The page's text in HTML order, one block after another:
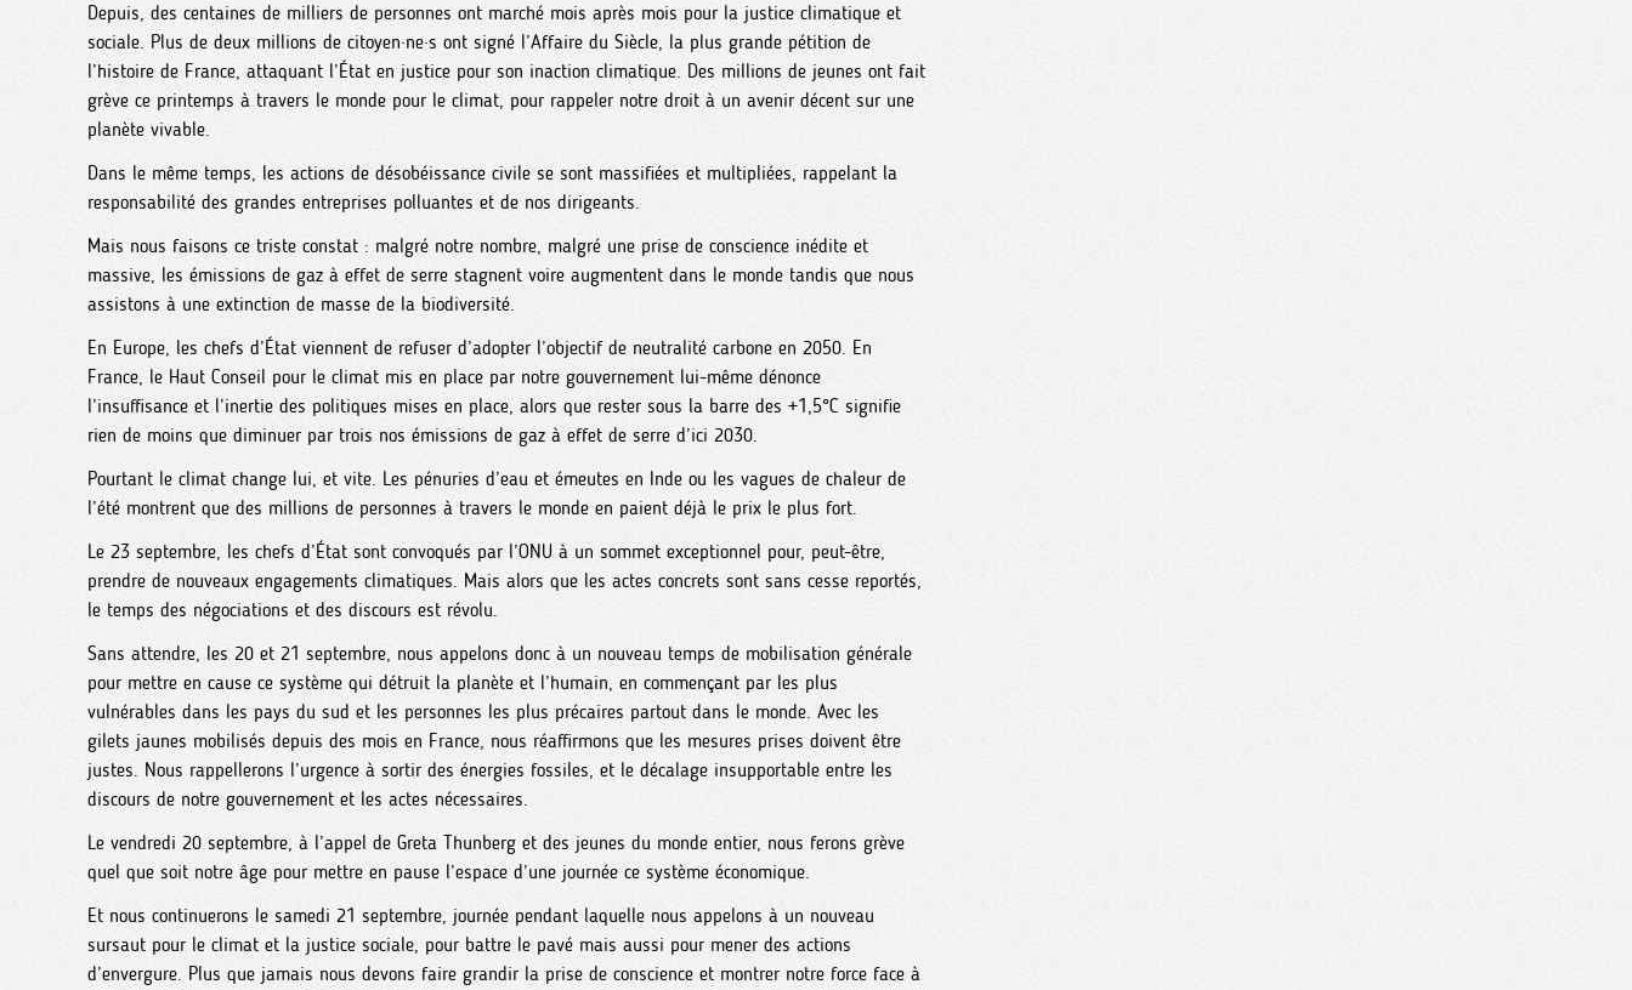
Depuis, des centaines de milliers de personnes ont marché mois après mois pour la justice climatique et
sociale. Plus de deux millions de citoyen·ne·s ont signé l’Affaire du Siècle, la plus grande pétition de
l’histoire de France, attaquant l’État en justice pour son inaction climatique. Des millions de jeunes ont fait
grève ce printemps à travers le monde pour le climat, pour rappeler notre droit à un avenir décent sur une
planète vivable.
Dans le même temps, les actions de désobéissance civile se sont massifiées et multipliées, rappelant la
responsabilité des grandes entreprises polluantes et de nos dirigeants.
Mais nous faisons ce triste constat : malgré notre nombre, malgré une prise de conscience inédite et
massive, les émissions de gaz à effet de serre stagnent voire augmentent dans le monde tandis que nous
assistons à une extinction de masse de la biodiversité.
En Europe, les chefs d’État viennent de refuser d’adopter l’objectif de neutralité carbone en 2050. En
France, le Haut Conseil pour le climat mis en place par notre gouvernement lui-même dénonce
l’insuffisance et l’inertie des politiques mises en place, alors que rester sous la barre des +1,5°C signifie
rien de moins que diminuer par trois nos émissions de gaz à effet de serre d’ici 2030.
Pourtant le climat change lui, et vite. Les pénuries d’eau et émeutes en Inde ou les vagues de chaleur de
l’été montrent que des millions de personnes à travers le monde en paient déjà le prix le plus fort.
Le 23 septembre, les chefs d’État sont convoqués par l’ONU à un sommet exceptionnel pour, peut-être,
prendre de nouveaux engagements climatiques. Mais alors que les actes concrets sont sans cesse reportés,
le temps des négociations et des discours est révolu.
Sans attendre, les 20 et 21 septembre, nous appelons donc à un nouveau temps de mobilisation générale
pour mettre en cause ce système qui détruit la planète et l’humain, en commençant par les plus
vulnérables dans les pays du sud et les personnes les plus précaires partout dans le monde. Avec les
gilets jaunes mobilisés depuis des mois en France, nous réaffirmons que les mesures prises doivent être
justes. Nous rappellerons l’urgence à sortir des énergies fossiles, et le décalage insupportable entre les
discours de notre gouvernement et les actes nécessaires.
Le vendredi 20 septembre, à l’appel de Greta Thunberg et des jeunes du monde entier, nous ferons grève
quel que soit notre âge pour mettre en pause l’espace d’une journée ce système économique.
Et nous continuerons le samedi 21 septembre, journée pendant laquelle nous appelons à un nouveau
sursaut pour le climat et la justice sociale, pour battre le pavé mais aussi pour mener des actions
d’envergure. Plus que jamais nous devons faire grandir la prise de conscience et montrer notre force face à